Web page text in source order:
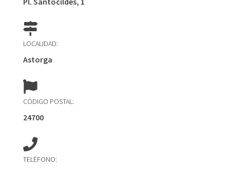
LOCALIDAD:
Astorga
CÓDIGO POSTAL:
24700
TELÉFONO: